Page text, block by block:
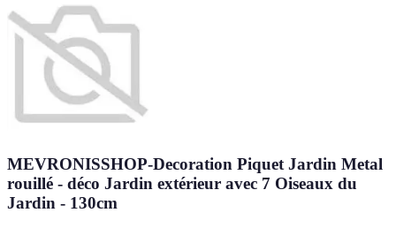
MEVRONISSHOP-Decoration Piquet Jardin Metal
rouillé - déco Jardin extérieur avec 7 Oiseaux du
Jardin - 130cm